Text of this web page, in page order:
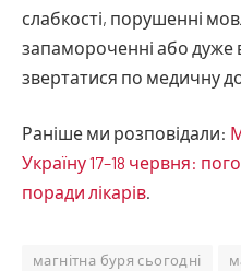
слабкості, порушенні
запамороченні або дуже
звертатися по медичну
Раніше ми розповідали:
Україну 17–18 червня:
поради лікарів.
магнітна буря сьогодні